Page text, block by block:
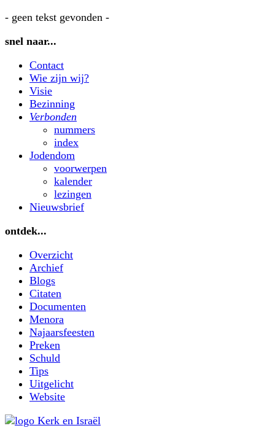
- geen tekst gevonden -
snel naar...
Contact
Wie zijn wij?
Visie
Bezinning
Verbonden
nummers
index
Jodendom
voorwerpen
kalender
lezingen
Nieuwsbrief
ontdek...
Overzicht
Archief
Blogs
Citaten
Documenten
Menora
Najaarsfeesten
Preken
Schuld
Tips
Uitgelicht
Website